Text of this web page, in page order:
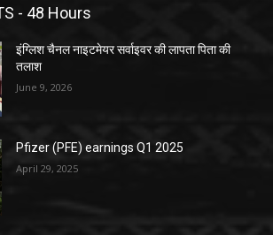
- 48 Hours
इंग्लिश चैनल नाइटमेयर सर्वाइवर की लापता पिता की
तलाश
June 9, 2026
Pfizer (PFE) earnings Q1 2025
April 29, 2025